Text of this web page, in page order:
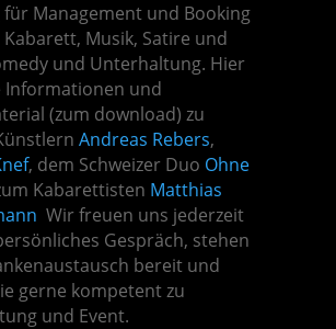
Management und Booking
Kabarett, Musik, Satire und
und Unterhaltung. Hier
Informationen und
(zum download) zu
Andreas Rebers,
, dem Schweizer Duo Ohne
Kabarettisten Matthias
Wir freuen uns jederzeit
Gespräch, stehen
bereit und
gerne kompetent zu
und Event.